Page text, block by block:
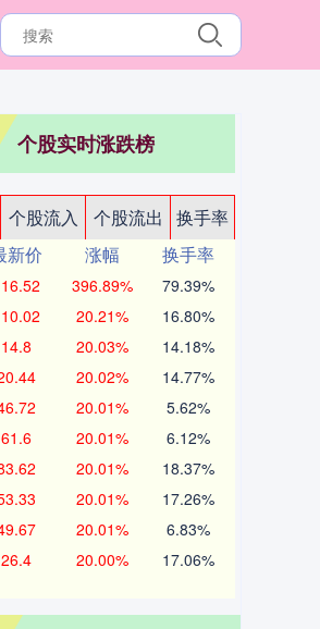
个股实时涨跌榜
个股流入 个股流出
换手率
新价 涨幅
换手率
396.89% 79.39%
20.21% 16.80%
14.8 20.03% 14.18%
20.02% 14.77%
20.01% 5.62%
61.6 20.01% 6.12%
20.01% 18.37%
20.01% 17.26%
20.01% 6.83%
26.4 20.00% 17.06%